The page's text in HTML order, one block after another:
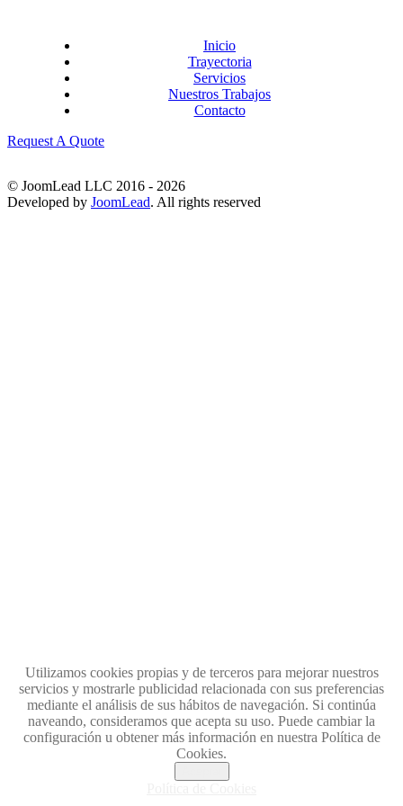
Inicio
Trayectoria
Servicios
Nuestros Trabajos
Contacto
Request A Quote
© JoomLead LLC 2016 - 2026
Developed by JoomLead. All rights reserved
Utilizamos cookies propias y de terceros para mejorar nuestros
servicios y mostrarle publicidad relacionada con sus preferencias
mediante el análisis de sus hábitos de navegación. Si continúa
naveando, consideramos que acepta su uso. Puede cambiar la
configuración u obtener más información en nuestra Política de
Cookies.